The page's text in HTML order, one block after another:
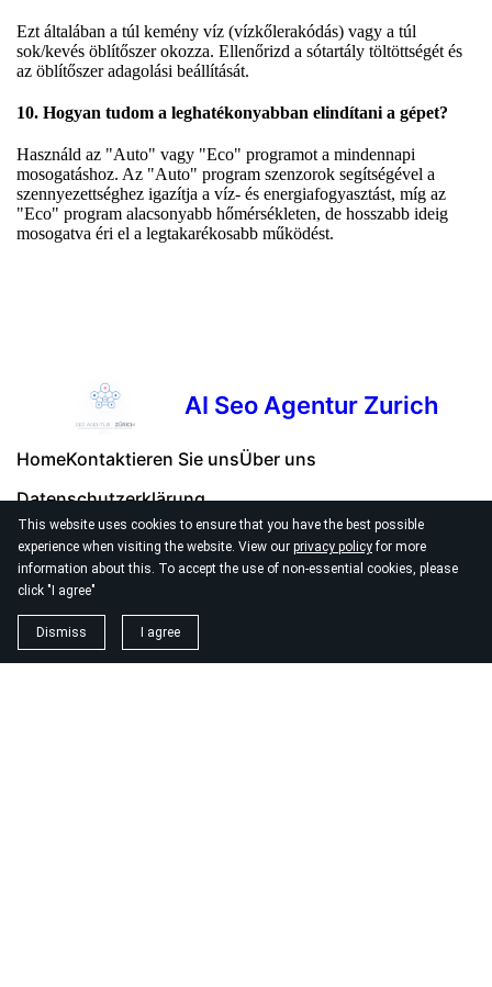
This website uses cookies to ensure that you have the best possible
experience when visiting the website. View our privacy policyfor more
information about this. To accept the use of non-essential cookies, please
click "I agree"
Dismiss I agree
Ezt általában a túl kemény víz (vízkőlerakódás) vagy a túl
sok/kevés öblítőszer okozza. Ellenőrizd a sótartály töltöttségét és
az öblítőszer adagolási beállítását.
10. Hogyan tudom a leghatékonyabban elindítani a gépet?
Használd az "Auto" vagy "Eco" programot a mindennapi
mosogatáshoz. Az "Auto" program szenzorok segítségével a
szennyezettséghez igazítja a víz- és energiafogyasztást, míg az
"Eco" program alacsonyabb hőmérsékleten, de hosszabb ideig
mosogatva éri el a legtakarékosabb működést.
AI Seo Agentur Zurich
HomeKontaktieren Sie unsÜber uns
Datenschutzerklärung
© 2026 Seo Agentur Zurich